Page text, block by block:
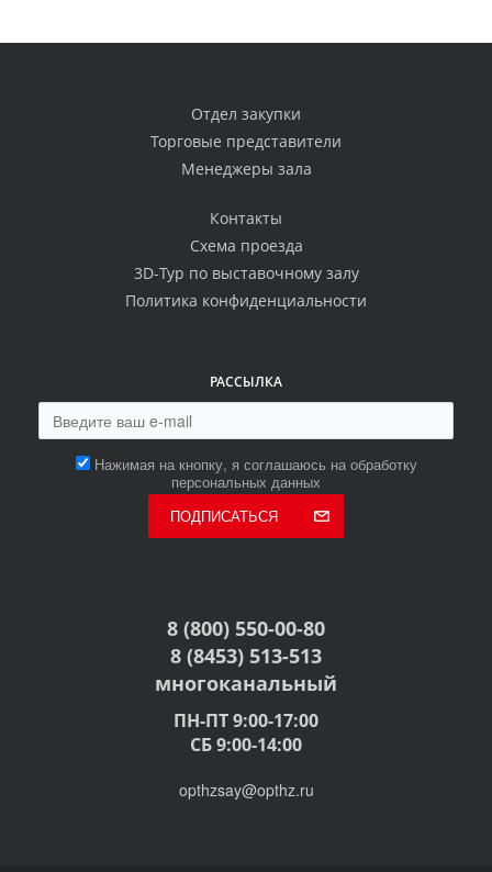
Отдел закупки
Торговые представители
Менеджеры зала
Контакты
Схема проезда
3D-Тур по выставочному залу
Политика конфиденциальности
РАССЫЛКА
Нажимая на кнопку, я соглашаюсь на обработку
персональных данных
ПОДПИСАТЬСЯ
8 (800) 550-00-80
8 (8453) 513-513
многоканальный
ПН-ПТ 9:00-17:00
СБ 9:00-14:00
opthzsay@opthz.ru